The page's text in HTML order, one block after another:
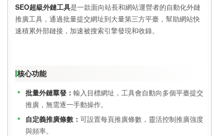
SEO超級外鏈工具是一款面向站長和網站運營者的自動化外鏈
推廣工具，通過批量提交網址到大量第三方平臺，幫助網站快
速積累外部鏈接，加速被搜索引擎發現和收錄。
核心功能
批量外鏈羣發： 輸入目標網址，工具會自動向多個平臺提交
推廣，無需逐一手動操作。
自定義推廣條數： 可設置每頁推廣條數，靈活控制推廣強度
與頻率。